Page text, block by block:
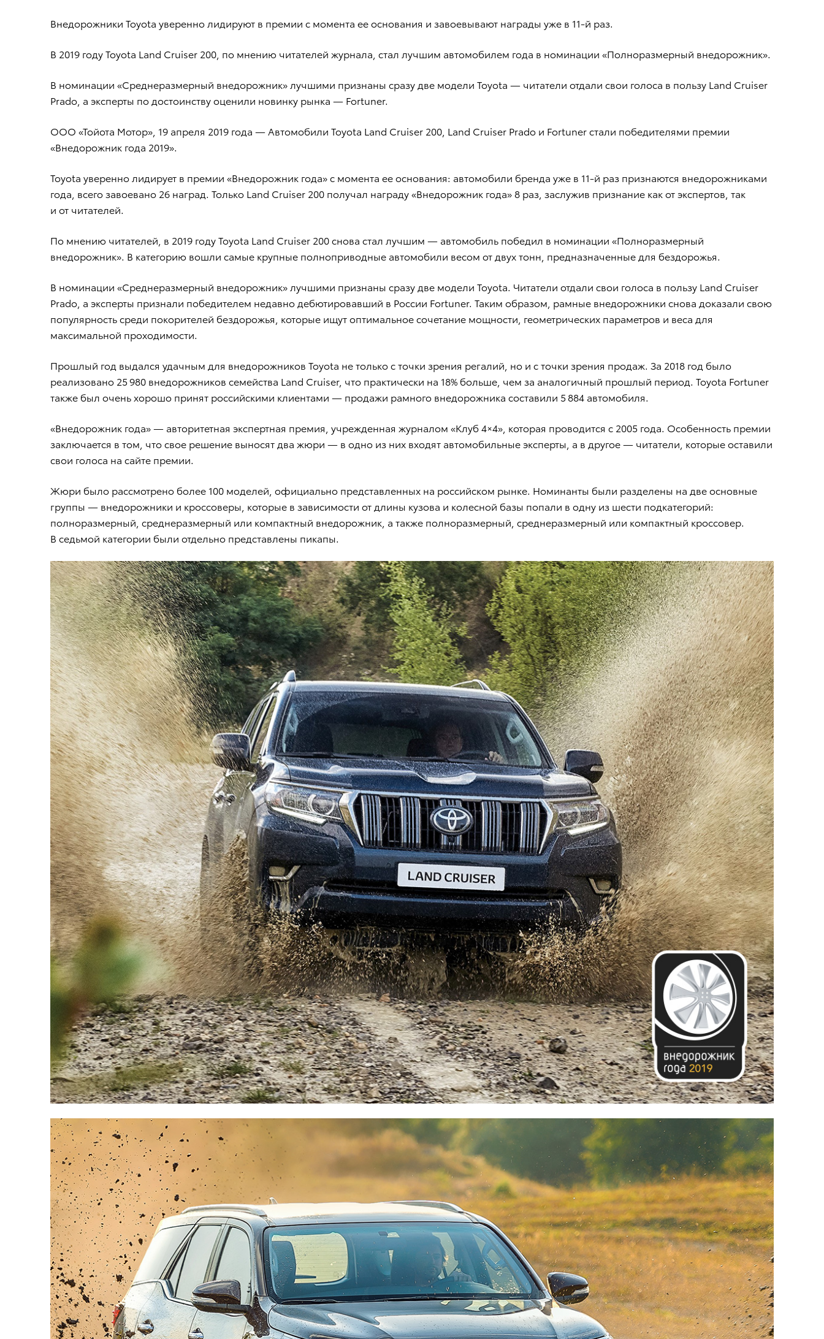
Внедорожники Toyota уверенно лидируют в премии с момента ее основания и завоевывают награды уже в 11-й раз.
В 2019 году Toyota Land Cruiser 200, по мнению читателей журнала, стал лучшим автомобилем года в номинации «Полноразмерный внедорожник».
В номинации «Среднеразмерный внедорожник» лучшими признаны сразу две модели Toyota — читатели отдали свои голоса в пользу Land Cruiser
Prado, а эксперты по достоинству оценили новинку рынка — Fortuner.
ООО «Тойота Мотор», 19 апреля 2019 года — Автомобили Toyota Land Cruiser 200, Land Cruiser Prado и Fortuner стали победителями премии
«Внедорожник года 2019».
Toyota уверенно лидирует в премии «Внедорожник года» с момента ее основания: автомобили бренда уже в 11-й раз признаются внедорожниками
года, всего завоевано 26 наград. Только Land Cruiser 200 получал награду «Внедорожник года» 8 раз, заслужив признание как от экспертов, так
и от читателей.
По мнению читателей, в 2019 году Toyota Land Cruiser 200 снова стал лучшим — автомобиль победил в номинации «Полноразмерный
внедорожник». В категорию вошли самые крупные полноприводные автомобили весом от двух тонн, предназначенные для бездорожья.
В номинации «Среднеразмерный внедорожник» лучшими признаны сразу две модели Toyota. Читатели отдали свои голоса в пользу Land Cruiser
Prado, а эксперты признали победителем недавно дебютировавший в России Fortuner. Таким образом, рамные внедорожники снова доказали свою
популярность среди покорителей бездорожья, которые ищут оптимальное сочетание мощности, геометрических параметров и веса для
максимальной проходимости.
Прошлый год выдался удачным для внедорожников Toyota не только с точки зрения регалий, но и с точки зрения продаж. За 2018 год было
реализовано 25 980 внедорожников семейства Land Cruiser, что практически на 18% больше, чем за аналогичный прошлый период. Toyota Fortuner
также был очень хорошо принят российскими клиентами — продажи рамного внедорожника составили 5 884 автомобиля.
«Внедорожник года» — авторитетная экспертная премия, учрежденная журналом «Клуб 4×4», которая проводится с 2005 года. Особенность премии
заключается в том, что свое решение выносят два жюри — в одно из них входят автомобильные эксперты, а в другое — читатели, которые оставили
свои голоса на сайте премии.
Жюри было рассмотрено более 100 моделей, официально представленных на российском рынке. Номинанты были разделены на две основные
группы — внедорожники и кроссоверы, которые в зависимости от длины кузова и колесной базы попали в одну из шести подкатегорий:
полноразмерный, среднеразмерный или компактный внедорожник, а также полноразмерный, среднеразмерный или компактный кроссовер.
В седьмой категории были отдельно представлены пикапы.